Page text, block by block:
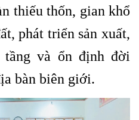
thiếu thốn, gian khổ
phát triển sản xuất,
và ổn định đời
bàn biên giới.